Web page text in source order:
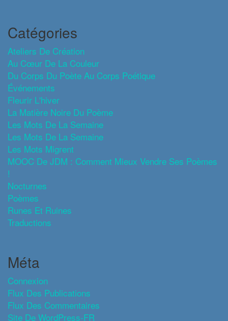
Catégories
Ateliers De Création
Au Cœur De La Couleur
Du Corps Du Poète Au Corps Poétique
Événements
Fleurir L'hiver
La Matière Noire Du Poème
Les Mots De La Semaine
Les Mots De La Semaine
Les Mots Migrent
MOOC De JDM : Comment Mieux Vendre Ses Poèmes
!
Nocturnes
Poèmes
Runes Et Ruines
Traductions
Méta
Connexion
Flux Des Publications
Flux Des Commentaires
Site De WordPress-FR